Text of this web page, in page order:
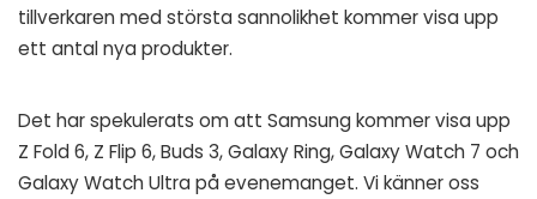
tillverkaren med största sannolikhet kommer visa upp
ett antal nya produkter.
Det har spekulerats om att Samsung kommer visa upp
Z Fold 6, Z Flip 6, Buds 3, Galaxy Ring, Galaxy Watch 7 och
Galaxy Watch Ultra på evenemanget. Vi känner oss